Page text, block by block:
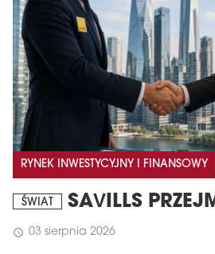
RYNEK INWESTYCYJNY I FINANSOWY
ŚWIAT SAVILLS
schedule 03 sierpnia 2026